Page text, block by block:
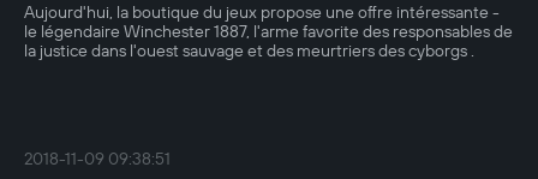
Aujourd'hui, la boutique du jeux propose une offre intéressante -
le légendaire Winchester 1887, l'arme favorite des responsables de
la justice dans l'ouest sauvage et des meurtriers des cyborgs .
2018-11-09 09:38:51